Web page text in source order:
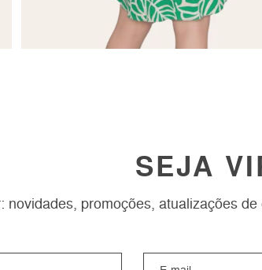
SEJA
novidades, promoções, atualizações